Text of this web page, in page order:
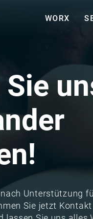
WORX
Unterstützung
Sie jetzt